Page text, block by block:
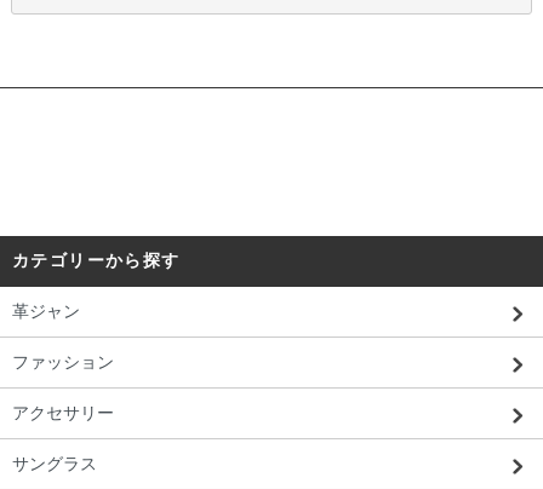
カテゴリーから探す
革ジャン
ファッション
アクセサリー
サングラス